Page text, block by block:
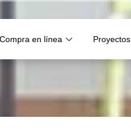
Compra en línea